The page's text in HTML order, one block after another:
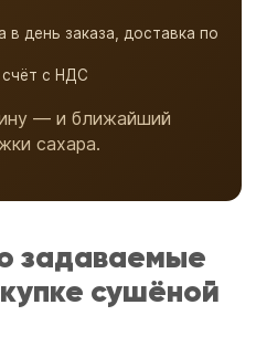
в день заказа, доставка по
с НДС
— и ближайший
сахара.
задаваемые
сушёной